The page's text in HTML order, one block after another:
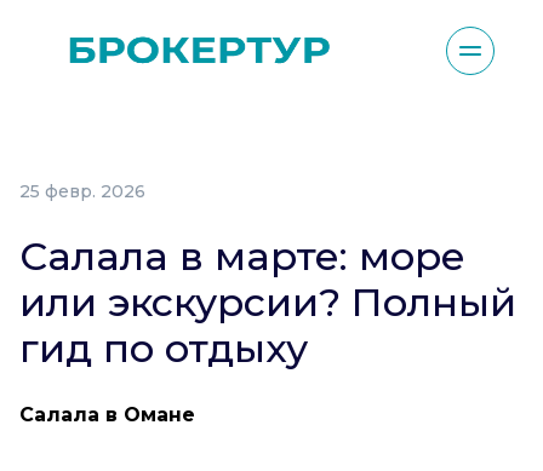
25 февр. 2026
Салала в марте: море
или экскурсии? Полный
гид по отдыху
Салала в Омане